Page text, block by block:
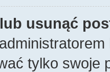
usunąć
tylko swoje